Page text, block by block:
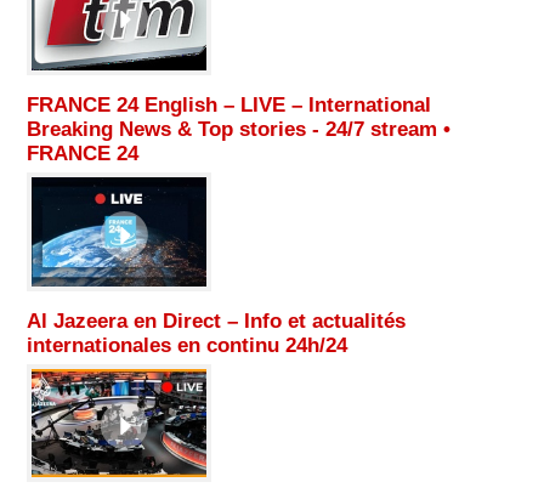
FRANCE 24 English – LIVE – International
Breaking News & Top stories - 24/7 stream •
FRANCE 24
Al Jazeera en Direct – Info et actualités
internationales en continu 24h/24